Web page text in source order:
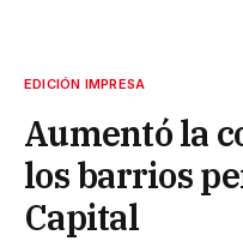
EDICIÓN IMPRESA
Aumentó la
los barrios
Capital